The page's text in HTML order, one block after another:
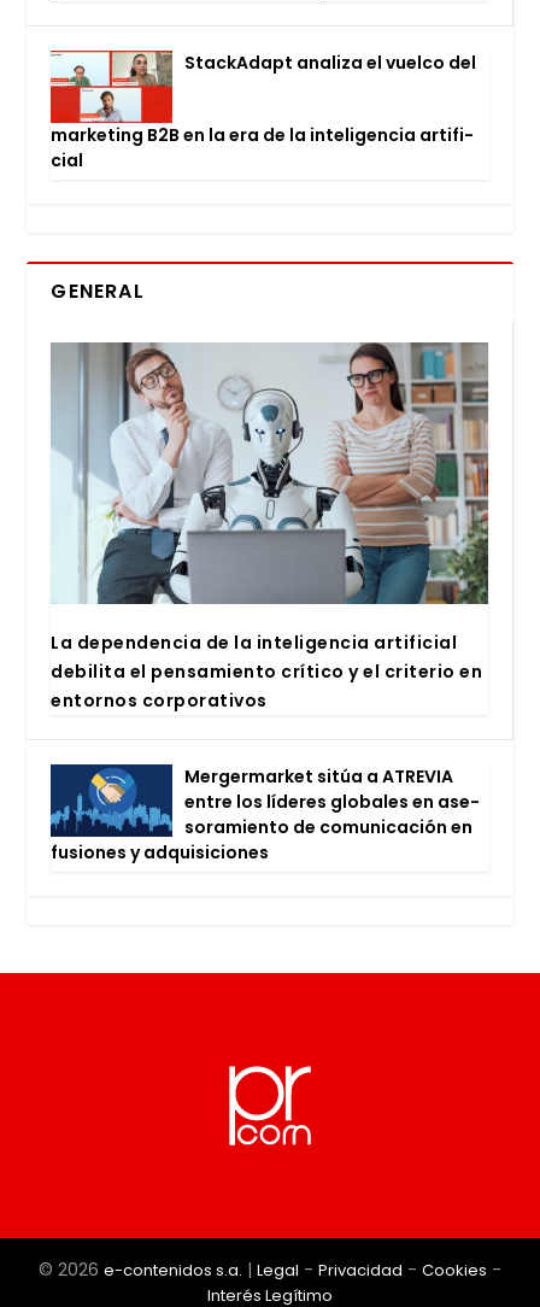
Stac­kA­dapt ana­li­za el vuel­co del
mar­ke­ting B2B en la era de la inte­li­gen­cia arti­fi­
cial
GENERAL
La depen­den­cia de la inte­li­gen­cia arti­fi­cial
debi­li­ta el pen­sa­mien­to crí­ti­co y el cri­te­rio en
entor­nos cor­po­ra­ti­vos
Mer­ger­mar­ket sitúa a ATRE­VIA
entre los líde­res glo­ba­les en ase­
so­ra­mien­to de comu­ni­ca­ción en
fusio­nes y adqui­si­cio­nes
© 2026 e-contenidos s.a. | Legal - Privacidad - Cookies -
Interés Legítimo